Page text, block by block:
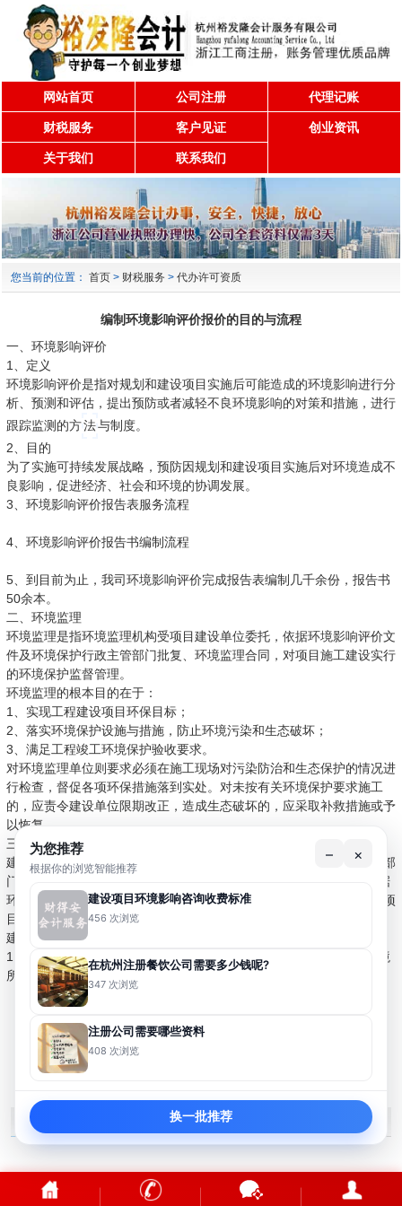
网站首页 公司注册 代理记账
财税服务 客户见证 创业资讯
关于我们 联系我们
您当前的位置： 首页 > 财税服务 > 代办许可资质
编制环境影响评价报价的目的与流程
一、环境影响评价
1、定义
环境影响评价是指对规划和建设项目实施后可能造成的环境影响进行分
析、预测和评估，提出预防或者减轻不良环境影响的对策和措施，进行
跟踪监测的方法与制度。
2、目的
为了实施可持续发展战略，预防因规划和建设项目实施后对环境造成不
良影响，促进经济、社会和环境的协调发展。
3、环境影响评价报告表服务流程
4、环境影响评价报告书编制流程
5、到目前为止，我司环境影响评价完成报告表编制几千余份，报告书
50余本。
二、环境监理
环境监理是指环境监理机构受项目建设单位委托，依据环境影响评价文
件及环境保护行政主管部门批复、环境监理合同，对项目施工建设实行
的环境保护监督管理。
环境监理的根本目的在于：
1、实现工程建设项目环保目标；
2、落实环境保护设施与措施，防止环境污染和生态破坏；
3、满足工程竣工环境保护验收要求。
对环境监理单位则要求必须在施工现场对污染防治和生态保护的情况进
行检查，督促各项环保措施落到实处。对未按有关环境保护要求施工
的，应责令建设单位限期改正，造成生态破坏的，应采取补救措施或予
以恢复。
三、环保验收
建设项目竣工环境保护验收是指建设项目竣工后，环境保护行政主管部
门根据《[编辑本段]建设项目竣工环境保护验收管理办法》规定，依据
环境保护验收监测或调查结果，并通过现场检查等手段，考核该建设项
目是否达到环境保护要求的活动。
建设项目竣工环境保护验收范围包括：
1、与建设项目有关的各项环境保护设施，包括为防治污染和保护环境
所建成或配备的工程、设备、装置和监测手段，各项生态保护设施；
上一篇: 建设项目环境影响咨询收费标准
MORE+
Copyright ©杭州裕发隆会计服务有限公司
为您推荐
根据你的浏览智能推荐
– ×
建设项目环境影响咨询收费标准
456 次浏览
在杭州注册餐饮公司需要多少钱呢?
347 次浏览
注册公司需要哪些资料
408 次浏览
换一批推荐